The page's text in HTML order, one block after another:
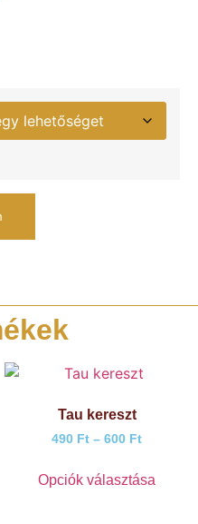
Tau kereszt
490 Ft – 600 Ft
Opciók választása